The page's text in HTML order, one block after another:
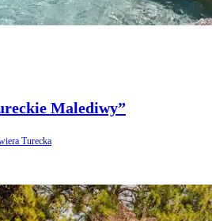
Malediwy”
Turecka